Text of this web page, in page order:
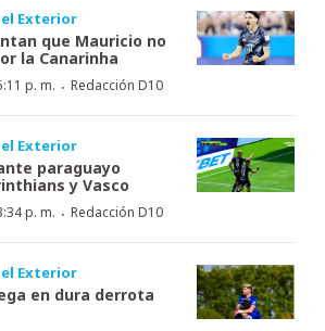
Exterior
que Mauricio no
la Canarinha
p. m. · Redacción D10
Exterior
paraguayo
y Vasco
p. m. · Redacción D10
Exterior
en dura derrota